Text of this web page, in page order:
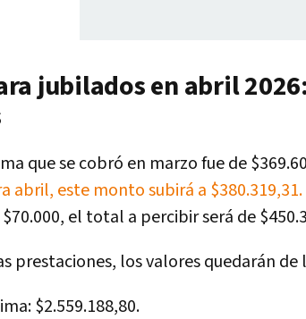
jubilados en abril
que se cobró en marzo fue de
abril, este monto subirá a $380.319,31.
el total a percibir será de
prestaciones, los valores quedarán
$2.559.188,80.